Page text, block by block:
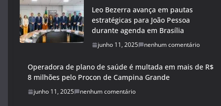
Leo Bezerra avança em pautas
estratégicas para João Pessoa
durante agenda em Brasília
junho 11, 2025 nenhum comentário
Operadora de plano de saúde é multada em mais de R$
8 milhões pelo Procon de Campina Grande
junho 11, 2025 nenhum comentário